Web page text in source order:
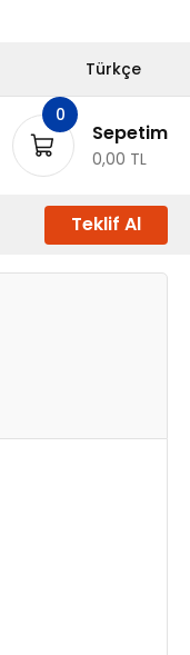
Türkçe
0
Sepetim
0,00 TL
Teklif Al